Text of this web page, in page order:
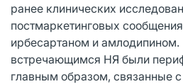
ранее клинических
постмаркетинговых
ирбесартаном и амлодипином.
встречающимся НЯ были
главным образом, связанные